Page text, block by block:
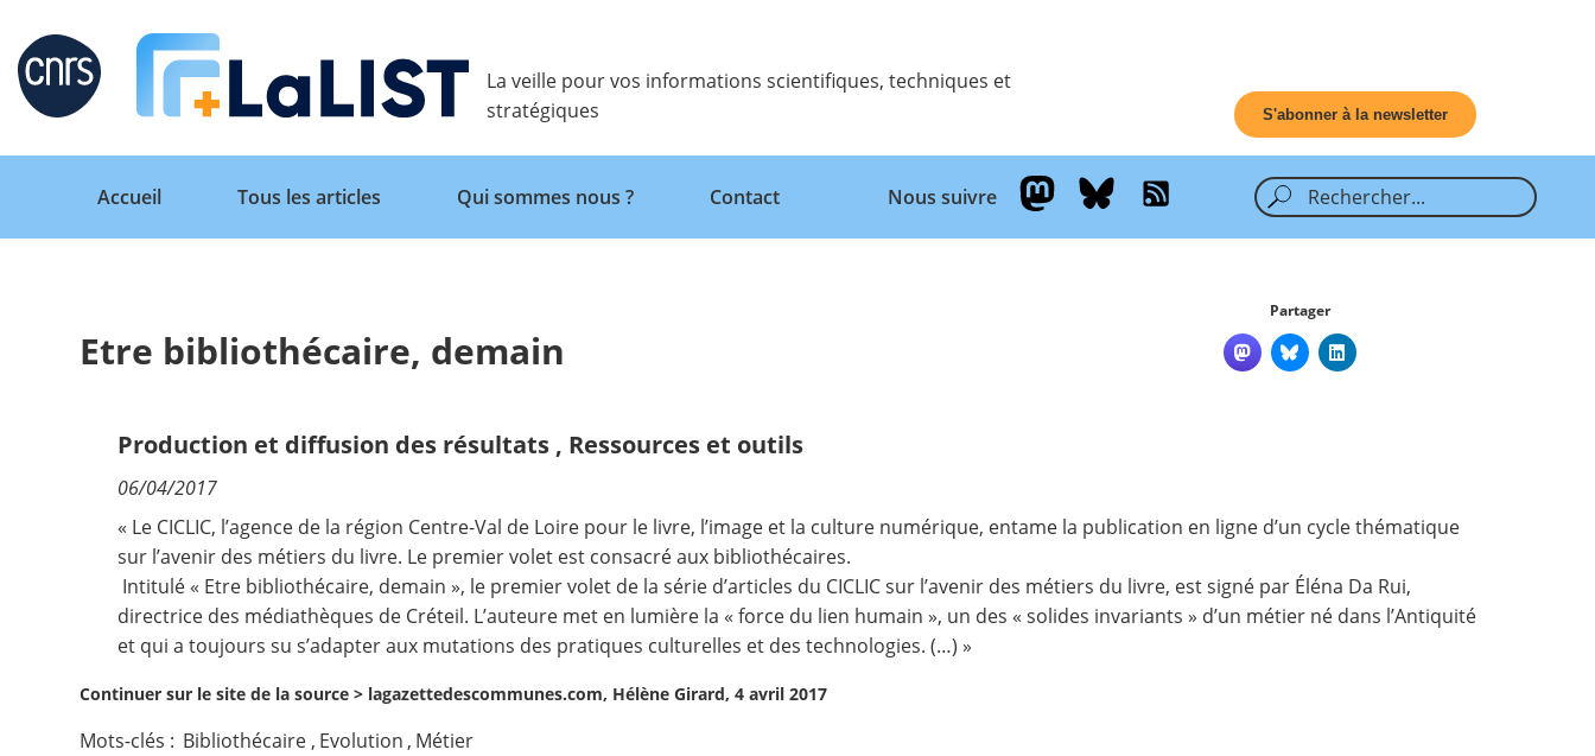
Retour
Accueil
Qui sommes nous ?
Nous suivre
La veille pour vos informations scientifiques, techniques et
stratégiques
S'abonner à la newsletter
Retour
Accueil
Tous les articles Qui sommes nous ? Contact Nous suivre
Etre bibliothécaire, demain
Partager
Production et diffusion des résultats , Ressources et outils
06/04/2017
« Le CICLIC, l’agence de la région Centre-Val de Loire pour le livre, l’image et la culture numérique, entame la publication en ligne d’un cycle thématique
sur l’avenir des métiers du livre. Le premier volet est consacré aux bibliothécaires.
Intitulé « Etre bibliothécaire, demain », le premier volet de la série d’articles du CICLICsur l’avenir des métiers du livre, est signé par Éléna Da Rui,
directrice des médiathèques de Créteil. L’auteure met en lumière la « force du lien humain », un des « solides invariants » d’un métier né dans l’Antiquité
et qui a toujours su s’adapter aux mutations des pratiques culturelles et des technologies. (…) »
Continuer sur le site de la source > lagazettedescommunes.com, Hélène Girard, 4 avril 2017
Mots-clés : Bibliothécaire , Evolution , Métier